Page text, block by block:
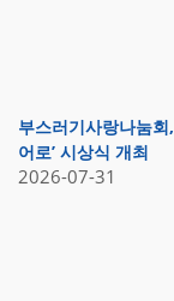
부스러기사랑나눔
어로’ 시상식 개최
2026-07-31